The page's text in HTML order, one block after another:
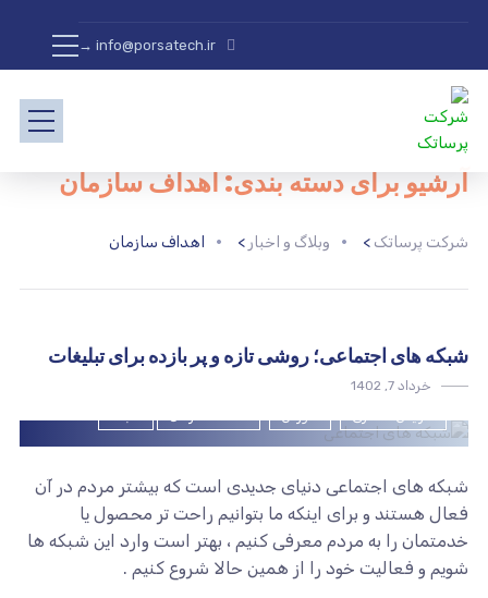
info@porsatech.ir →
آرشیو برای دسته بندی: اهداف سازمان
شرکت پرساتک > وبلاگ و اخبار > اهداف سازمان
شبکه های اجتماعی؛ روشی تازه و پر بازده برای تبلیغات
خرداد 7, 1402
شبکه های اجتماعی دنیای جدیدی است که بیشتر مردم در آن
فعال هستند و برای اینکه ما بتوانیم راحت تر محصول یا
خدمتمان را به مردم معرفی کنیم ، بهتر است وارد این شبکه ها
شویم و فعالیت خود را از همین حالا شروع کنیم .